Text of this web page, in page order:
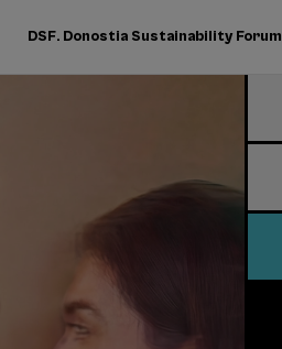
DSF. Donostia Sustainability Forum